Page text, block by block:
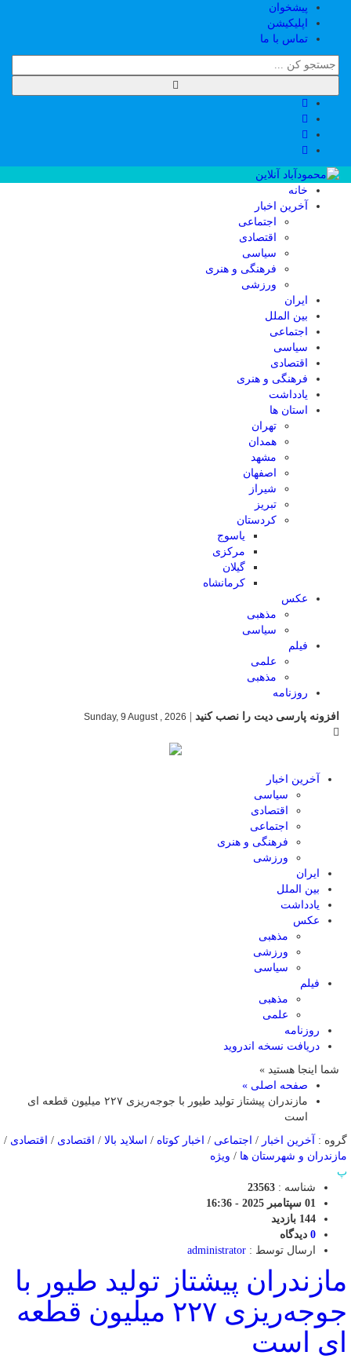
پیشخوان
اپلیکیشن
تماس با ما
خانه
آخرین اخبار
اجتماعی
اقتصادی
سیاسی
فرهنگی و هنری
ورزشی
ایران
بین الملل
اجتماعی
سیاسی
اقتصادی
فرهنگی و هنری
یادداشت
استان ها
تهران
همدان
مشهد
اصفهان
شیراز
تبریز
کردستان
یاسوج
مرکزی
گیلان
کرمانشاه
عکس
مذهبی
سیاسی
فیلم
علمی
مذهبی
روزنامه
افزونه پارسی دیت را نصب کنید
Sunday, 9 August , 2026
آخرین اخبار
سیاسی
اقتصادی
اجتماعی
فرهنگی و هنری
ورزشی
ایران
بین الملل
یادداشت
عکس
مذهبی
ورزشی
سیاسی
فیلم
مذهبی
علمی
روزنامه
دریافت نسخه اندروید
شما اینجا هستید »
صفحه اصلی »
مازندران پیشتاز تولید طیور با جوجه‌ریزی ۲۲۷ میلیون قطعه ای
است
گروه :
آخرین اخبار / اجتماعی / اخبار کوتاه / اسلاید بالا / اقتصادی / اقتصادی /
مازندران و شهرستان ها / ویژه
پ
شناسه : 23563
01 سپتامبر 2025 - 16:36
144 بازدید
0 دیدگاه
ارسال توسط : administrator
مازندران پیشتاز تولید طیور با
جوجه‌ریزی ۲۲۷ میلیون قطعه
ای است